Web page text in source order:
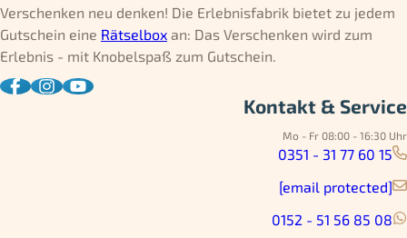
Verschenken neu denken! Die Erlebnisfabrik bietet zu jedem
Gutschein eine Rätselbox an: Das Verschenken wird zum
Erlebnis - mit Knobelspaß zum Gutschein.
Kontakt & Service
Mo - Fr 08:00 - 16:30 Uhr
0351 - 31 77 60 15
[email protected]
0152 - 51 56 85 08